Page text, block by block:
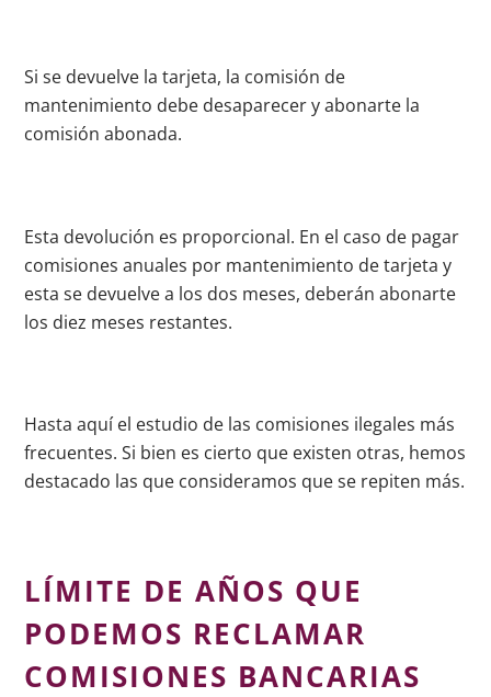
Si se devuelve la tarjeta, la comisión de
mantenimiento debe desaparecer y abonarte la
comisión abonada.
Esta devolución es proporcional. En el caso de pagar
comisiones anuales por mantenimiento de tarjeta y
esta se devuelve a los dos meses, deberán abonarte
los diez meses restantes.
Hasta aquí el estudio de las comisiones ilegales más
frecuentes. Si bien es cierto que existen otras, hemos
destacado las que consideramos que se repiten más.
LÍMITE DE AÑOS QUE
PODEMOS RECLAMAR
COMISIONES BANCARIAS